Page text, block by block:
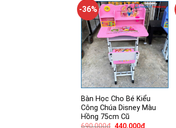
-36%
Bàn Học Cho Bé Kiểu
Công Chúa Disney Màu
Hồng 75cm Cũ
690,000₫ Giá
440,000₫Giá